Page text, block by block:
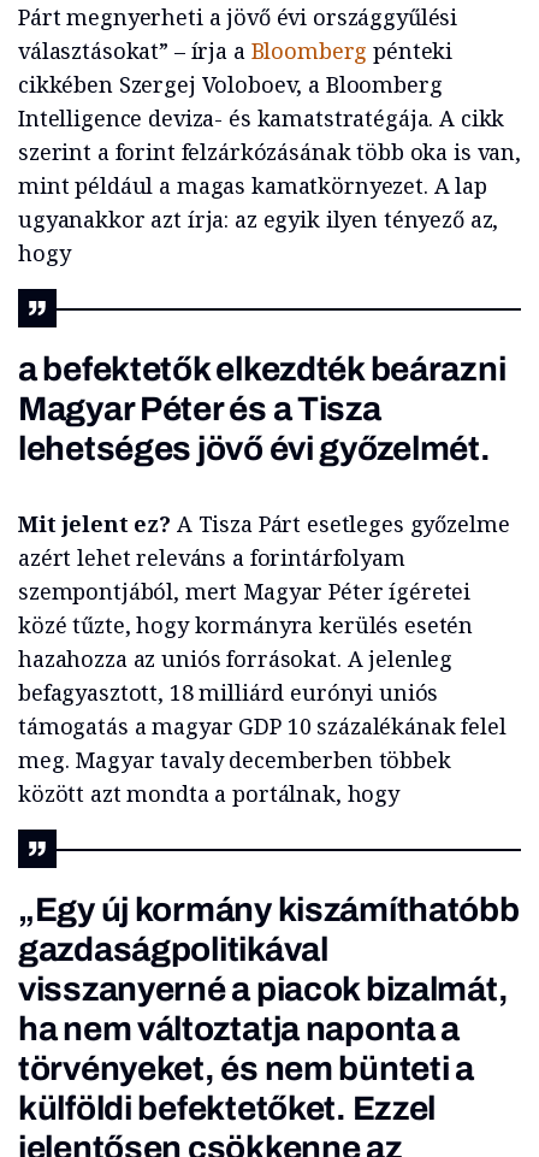
Párt megnyerheti a jövő évi országgyűlési
választásokat” – írja a Bloombergpénteki
cikkében Szergej Voloboev, a Bloomberg
Intelligence deviza- és kamatstratégája. A cikk
szerint a forint felzárkózásának több oka is van,
mint például a magas kamatkörnyezet. A lap
ugyanakkor azt írja: az egyik ilyen tényező az,
hogy
a befektetők elkezdték beárazni
Magyar Péter és a Tisza
lehetséges jövő évi győzelmét.
Mit jelent ez? A Tisza Párt esetleges győzelme
azért lehet releváns a forintárfolyam
szempontjából, mert Magyar Péter ígéretei
közé tűzte, hogy kormányra kerülés esetén
hazahozza az uniós forrásokat. A jelenleg
befagyasztott, 18 milliárd eurónyi uniós
támogatás a magyar GDP 10 százalékának felel
meg. Magyar tavaly decemberben többek
között azt mondta a portálnak, hogy
„Egy új kormány kiszámíthatóbb
gazdaságpolitikával
visszanyerné a piacok bizalmát,
ha nem változtatja naponta a
törvényeket, és nem bünteti a
külföldi befektetőket. Ezzel
jelentősen csökkenne az